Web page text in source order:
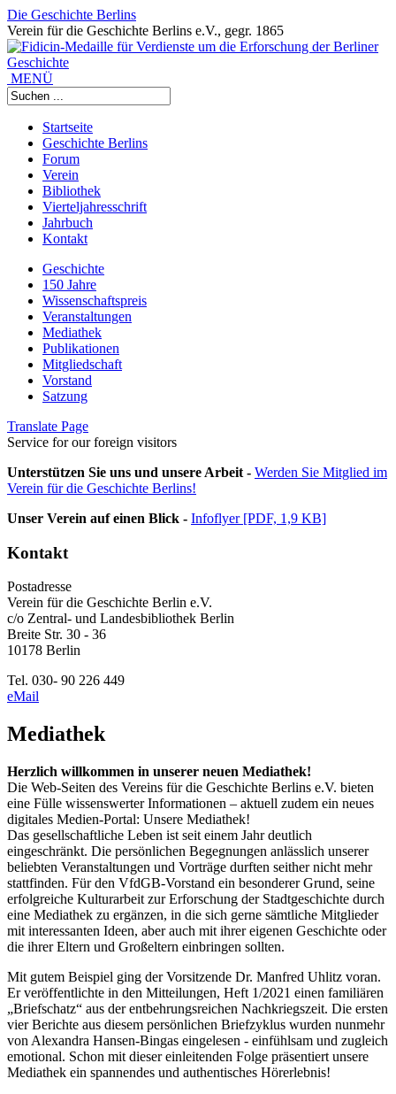
Die Geschichte Berlins
Verein für die Geschichte Berlins e.V., gegr. 1865
MENÜ
Startseite
Geschichte Berlins
Forum
Verein
Bibliothek
Vierteljahresschrift
Jahrbuch
Kontakt
Geschichte
150 Jahre
Wissenschaftspreis
Veranstaltungen
Mediathek
Publikationen
Mitgliedschaft
Vorstand
Satzung
Translate Page
Service for our foreign visitors
Unterstützen Sie uns und unsere Arbeit - Werden Sie Mitglied im
Verein für die Geschichte Berlins!
Unser Verein auf einen Blick - Infoflyer [PDF, 1,9 KB]
Kontakt
Postadresse
Verein für die Geschichte Berlin e.V.
c/o Zentral- und Landesbibliothek Berlin
Breite Str. 30 - 36
10178 Berlin
Tel. 030- 90 226 449
eMail
Mediathek
Herzlich willkommen in unserer neuen Mediathek!
Die Web-Seiten des Vereins für die Geschichte Berlins e.V. bieten
eine Fülle wissenswerter Informationen – aktuell zudem ein neues
digitales Medien-Portal: Unsere Mediathek!
Das gesellschaftliche Leben ist seit einem Jahr deutlich
eingeschränkt. Die persönlichen Begegnungen anlässlich unserer
beliebten Veranstaltungen und Vorträge durften seither nicht mehr
stattfinden. Für den VfdGB-Vorstand ein besonderer Grund, seine
erfolgreiche Kulturarbeit zur Erforschung der Stadtgeschichte durch
eine Mediathek zu ergänzen, in die sich gerne sämtliche Mitglieder
mit interessanten Ideen, aber auch mit ihrer eigenen Geschichte oder
die ihrer Eltern und Großeltern einbringen sollten.
Mit gutem Beispiel ging der Vorsitzende Dr. Manfred Uhlitz voran.
Er veröffentlichte in den Mitteilungen, Heft 1/2021 einen familiären
„Briefschatz“ aus der entbehrungsreichen Nachkriegszeit. Die ersten
vier Berichte aus diesem persönlichen Briefzyklus wurden nunmehr
von Alexandra Hansen-Bingas eingelesen - einfühlsam und zugleich
emotional. Schon mit dieser einleitenden Folge präsentiert unsere
Mediathek ein spannendes und authentisches Hörerlebnis!